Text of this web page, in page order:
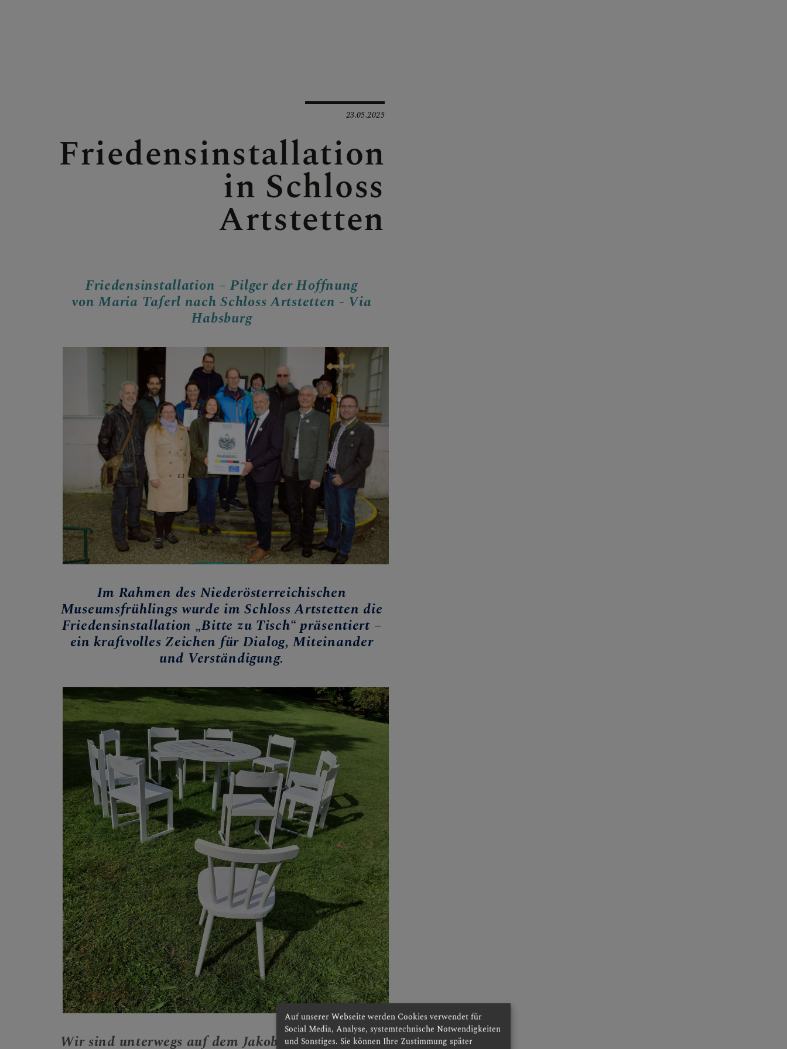
23.05.2025
Friedensinstallation
in Schloss
Artstetten
Friedensinstallation – Pilger der Hoffnung
von Maria Taferl nach Schloss Artstetten - Via
Habsburg
Im Rahmen des Niederösterreichischen
Museumsfrühlings wurde im Schloss Artstetten die
Friedensinstallation „Bitte zu Tisch“ präsentiert –
ein kraftvolles Zeichen für Dialog, Miteinander
und Verständigung.
Wir sind unterwegs auf dem Jakobsweg, Lebensweg
Auf unserer Webseite werden Cookies verwendet für
Social Media, Analyse, systemtechnische Notwendigkeiten
und Sonstiges. Sie können Ihre Zustimmung später